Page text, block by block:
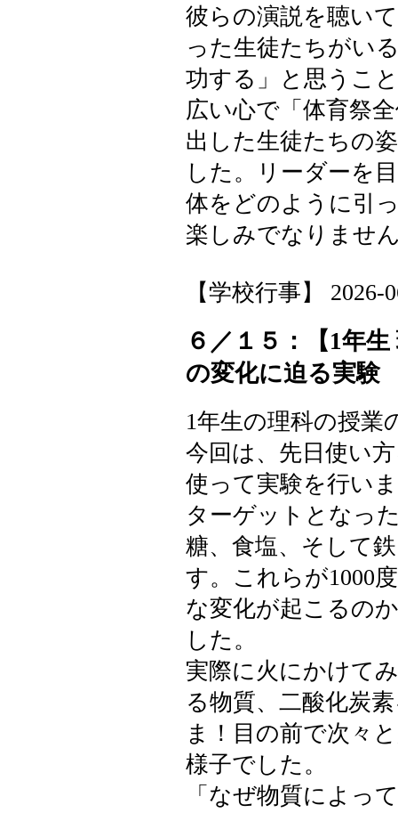
彼らの演説を聴い
った生徒たちがい
功する」と思うこ
広い心で「体育祭
出した生徒たちの
した。リーダーを
体をどのように引
楽しみでなりませ
【学校行事】 2026-
６／１５：【1年
の変化に迫る実験
1年生の理科の授業
今回は、先日使い
使って実験を行い
ターゲットとなっ
糖、食塩、そして
す。これらが1000
な変化が起こるの
した。
実際に火にかけて
る物質、二酸化炭
ま！目の前で次々
様子でした。
「なぜ物質によっ